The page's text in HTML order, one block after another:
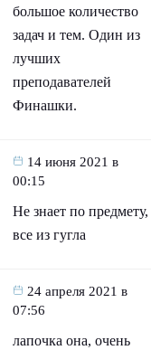
большое количество
задач и тем. Один из
лучших
преподавателей
Финашки.
14 июня 2021 в
00:15
Не знает по предмету,
все из гугла
24 апреля 2021 в
07:56
лапочка она, очень